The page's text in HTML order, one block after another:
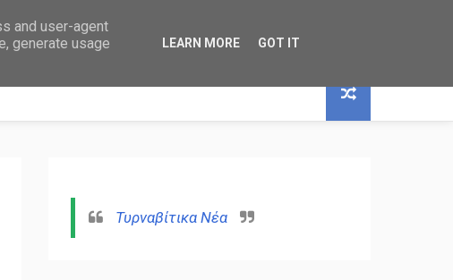
Τυρναβίτικα Νέα
and user-agent
generate usage
LEARN MORE GOT IT